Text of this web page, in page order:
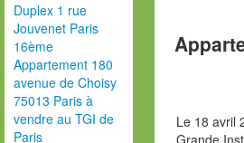
Duplex 1 rue
Jouvenet Paris
16ème
Appartement 180
avenue de Choisy
75013 Paris à
vendre au TGI de
Paris
Le 18 avril
Grande